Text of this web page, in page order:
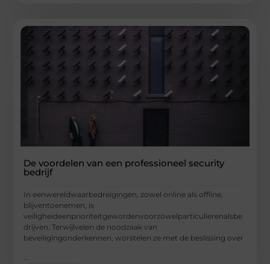
De voordelen van een professioneel security
bedrijf
In eenwereldwaarbedreigingen, zowel online als offline,
blijventoenemen, is
veiligheideenprioriteitgewordenvoorzowelparticulierenalsbe
drijven. Terwijlvelen de noodzaak van
beveiligingonderkennen, worstelen ze met de beslissing over
...